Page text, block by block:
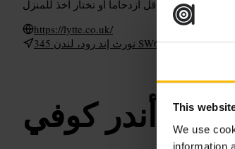
This
We use
information
https://lytte.co.uk/
345 نورث إند رود، لندن SW6 1NN، يو كيه
أوفر أندر كوفي